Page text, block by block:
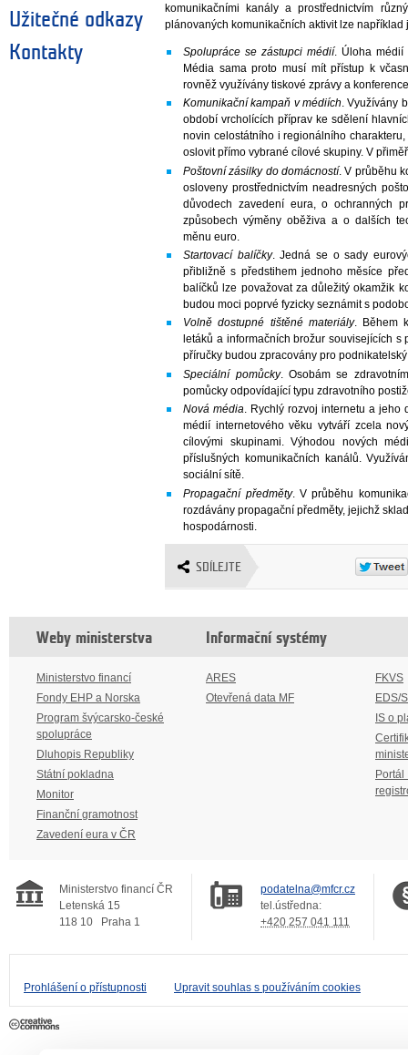
Užitečné odkazy
Kontakty
komunikačními kanály a prostřednictvím
plánovaných komunikačních aktivit lze například
Spolupráce se zástupci médií. Úloha médií
Média sama proto musí mít přístup k
rovněž využívány tiskové zprávy a
Komunikační kampaň v médiích. Využívány
období vrcholících příprav ke sdělení
novin celostátního i regionálního
oslovit přímo vybrané cílové skupiny. V
Poštovní zásilky do domácností. V průběhu
osloveny prostřednictvím neadresných
důvodech zavedení eura, o ochranných
způsobech výměny oběživa a o dalších
měnu euro.
Startovací balíčky. Jedná se o sady
přibližně s předstihem jednoho měsíce
balíčků lze považovat za důležitý okamžik
budou moci poprvé fyzicky seznámit s
Volně dostupné tištěné materiály. Během
letáků a informačních brožur souvisejících
příručky budou zpracovány pro
Speciální pomůcky. Osobám se
pomůcky odpovídající typu zdravotního
Nová média. Rychlý rozvoj internetu a jeho
médií internetového věku vytváří zcela
cílovými skupinami. Výhodou nových
příslušných komunikačních kanálů.
sociální sítě.
Propagační předměty. V průběhu
rozdávány propagační předměty, jejichž
hospodárnosti.
SDÍLEJTE
Weby ministerstva
Ministerstvo financí
Fondy EHP a Norska
Program švýcarsko-české
spolupráce
Dluhopis Republiky
Státní pokladna
Monitor
Finanční gramotnost
Zavedení eura v ČR
Informační systémy
ARES
Otevřená data MF
FKVS
EDS/
IS o
Portál
Ministerstvo financí ČR
Letenská 15
118 10
Praha 1
podatelna@mfcr.cz
tel.ústředna:
+420 257 041 111
Prohlášení o přístupnosti Upravit souhlas s používáním cookies